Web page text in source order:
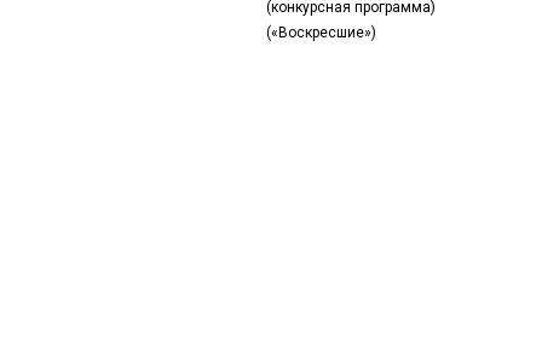
(конкурсная программа)
(«Воскресшие»)